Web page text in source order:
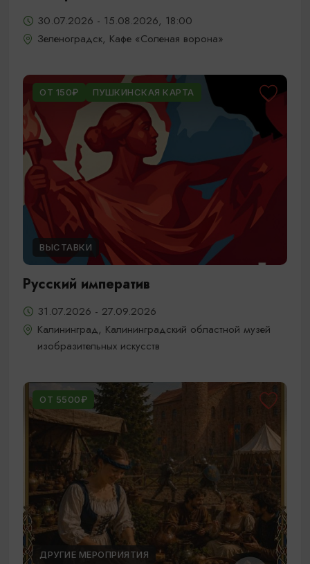
30.07.2026 - 15.08.2026, 18:00
Зеленоградск, Кафе «Соленая ворона»
ОТ 150₽ ПУШКИНСКАЯ КАРТА
ВЫСТАВКИ
Русский императив
31.07.2026 - 27.09.2026
Калининград, Калининградский областной музей
изобразительных искусств
ОТ 5500₽
ДРУГИЕ МЕРОПРИЯТИЯ